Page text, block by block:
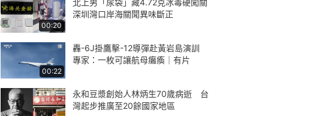
00:20
北上男「尿袋」藏4.72克冰毒硬闖關
深圳灣口岸海關聞異味斷正
00:22
轟-6J掛鷹擊-12導彈赴黃岩島演訓
專家：一枚可讓航母癱瘓｜有片
永和豆漿創始人林炳生70歲病逝 台
灣起步推廣至20餘國家地區